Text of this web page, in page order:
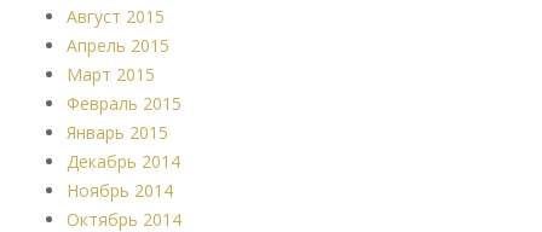
Август 2015
Апрель 2015
Март 2015
Февраль 2015
Январь 2015
Декабрь 2014
Ноябрь 2014
Октябрь 2014